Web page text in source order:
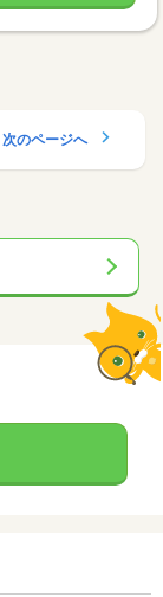
次のページへ